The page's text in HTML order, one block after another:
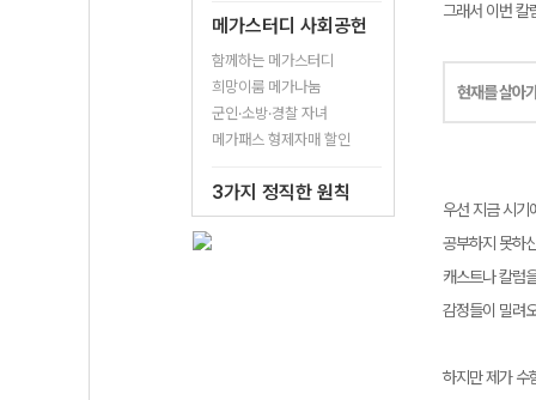
메가스터디 사회공헌
함께하는 메가스터디
희망이룸 메가나눔
군인·소방·경찰 자녀
메가패스 형제자매 할인
3가지 정직한 원칙
그래서 이번 칼
현재를 살아
우선 지금 시기
공부하지 못하
캐스트나 칼럼
감정들이 밀려
하지만 제가 수